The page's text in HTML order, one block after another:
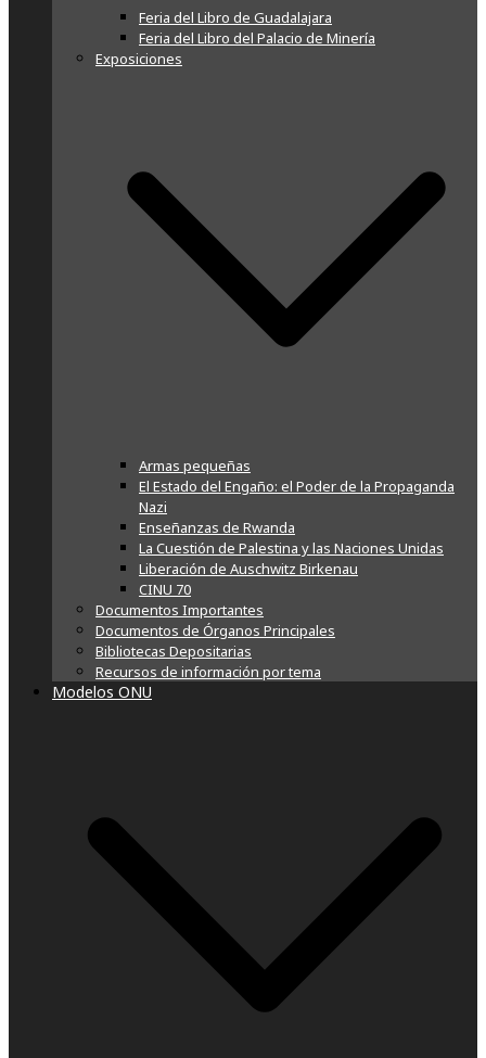
Feria del Libro de Guadalajara
Feria del Libro del Palacio de Minería
Exposiciones
Armas pequeñas
El Estado del Engaño: el Poder de la Propaganda
Nazi
Enseñanzas de Rwanda
La Cuestión de Palestina y las Naciones Unidas
Liberación de Auschwitz Birkenau
CINU 70
Documentos Importantes
Documentos de Órganos Principales
Bibliotecas Depositarias
Recursos de información por tema
Modelos ONU